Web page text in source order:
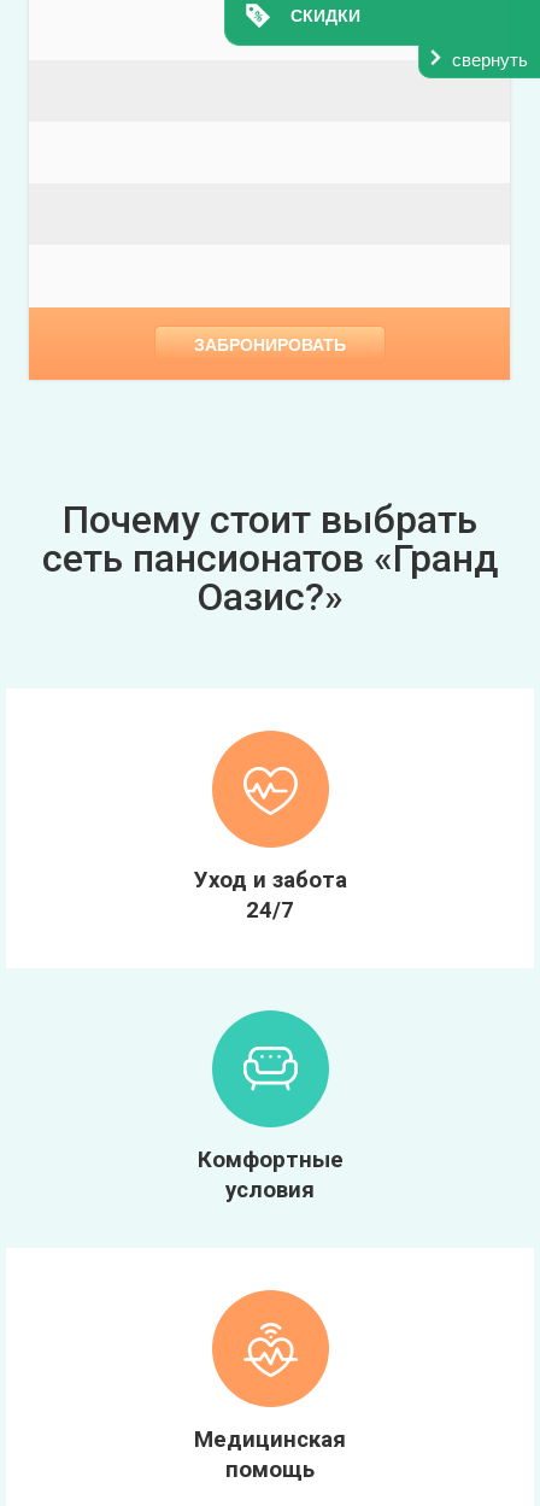
СКИДКИ
свернуть
ЗАБРОНИРОВАТЬ
Почему стоит выбрать
сеть пансионатов «Гранд
Оазис?»
Уход и забота
24/7
Комфортные
условия
Медицинская
помощь